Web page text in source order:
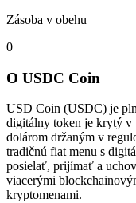
Zásoba v obehu
0
O USDC Coin
USD Coin (USDC) je
digitálny token je krytý v
dolárom držaným v
tradičnú fiat menu s
posielať, prijímať a
viacerými
kryptomenami.